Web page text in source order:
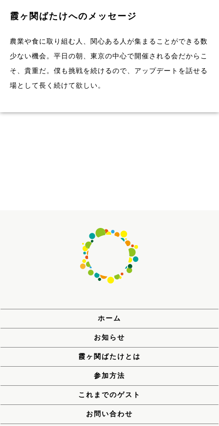
霞ヶ関ばたけへのメッセージ
農業や食に取り組む人、関心ある人が集まることができる数
少ない機会。平日の朝、東京の中心で開催される会だからこ
そ、貴重だ。僕も挑戦を続けるので、アップデートを話せる
場として長く続けて欲しい。
ホーム
お知らせ
霞ヶ関ばたけとは
参加方法
これまでのゲスト
お問い合わせ